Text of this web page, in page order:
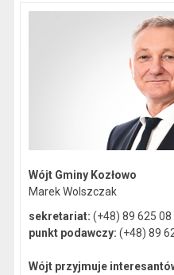
Wójt Gminy Kozłowo
Marek Wolszczak
sekretariat: (+48) 89 625 08
punkt podawczy: (+48) 89
Wójt przyjmuje